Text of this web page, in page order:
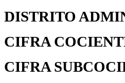
DISTRITO
CIFRA
CIFRA